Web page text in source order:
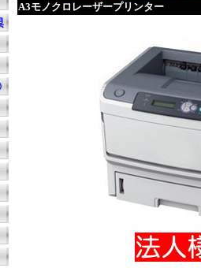
A3モノクロレーザープリンター